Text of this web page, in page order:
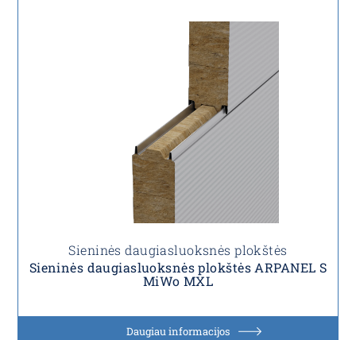
Sieninės daugiasluoksnės plokštės
Sieninės daugiasluoksnės plokštės ARPANEL S
MiWo MXL
Daugiau informacijos